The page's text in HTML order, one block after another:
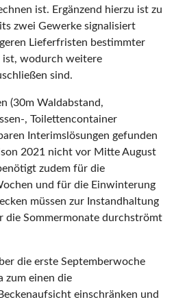
ist. Ergänzend hierzu ist zu
zwei Gewerke signalisiert
Lieferfristen bestimmter
ist, wodurch weitere
sind.
(30m Waldabstand,
, Toilettencontainer
Interimslösungen gefunden
2021 nicht vor Mitte August
zudem für die
und für die Einwinterung
müssen zur Instandhaltung
die Sommermonate durchströmt
die erste Septemberwoche
zum einen die
einschränken und